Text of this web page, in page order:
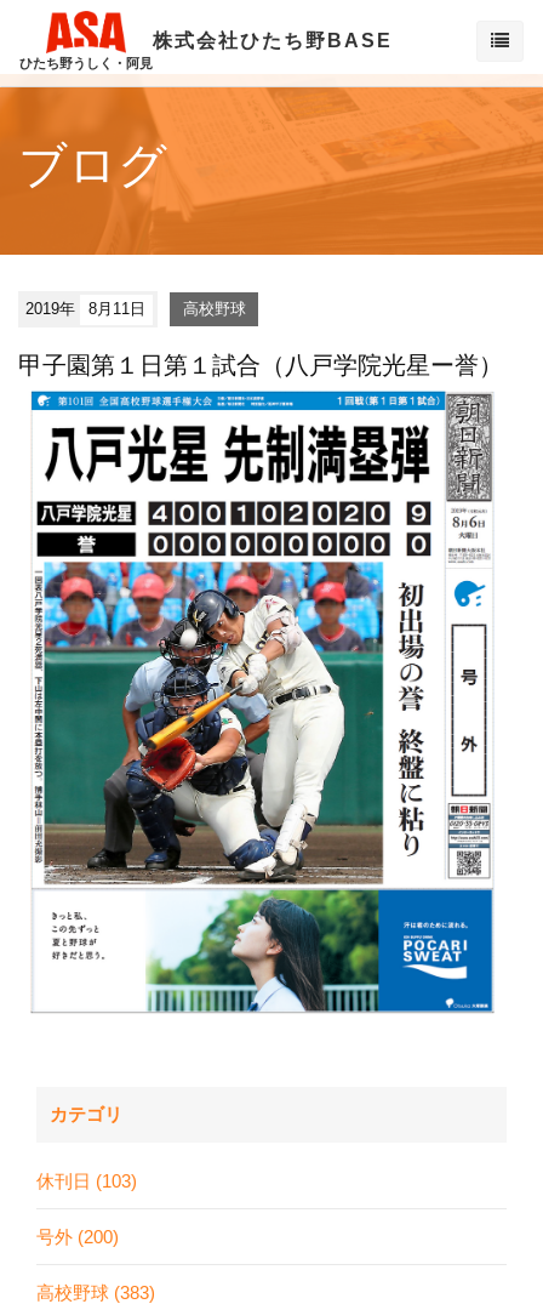
ひたち野うしく・阿見
株式会社ひたち野BASE
ブログ
2019年 8月11日 高校野球
甲子園第１日第１試合（八戸学院光星ー誉）
カテゴリ
休刊日 (103)
号外 (200)
高校野球 (383)